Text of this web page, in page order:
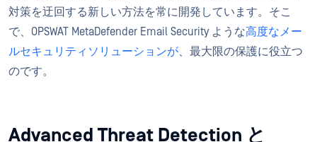
対策を迂回する新しい方法を常に開発しています。そこ
で、OPSWAT MetaDefender Email Security ような高度なメー
ルセキュリティソリューションが、最大限の保護に役立つ
のです。
Advanced Threat Detection と